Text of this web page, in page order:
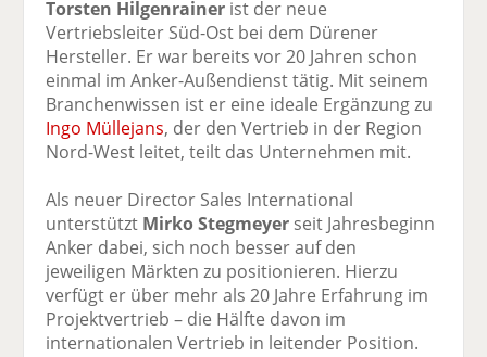
Torsten Hilgenrainer ist der neue
Vertriebsleiter Süd-Ost bei dem Dürener
Hersteller. Er war bereits vor 20 Jahren schon
einmal im Anker-Außendienst tätig. Mit seinem
Branchenwissen ist er eine ideale Ergänzung zu
Ingo Müllejans, der den Vertrieb in der Region
Nord-West leitet, teilt das Unternehmen mit.
Als neuer Director Sales International
unterstützt Mirko Stegmeyer seit Jahresbeginn
Anker dabei, sich noch besser auf den
jeweiligen Märkten zu positionieren. Hierzu
verfügt er über mehr als 20 Jahre Erfahrung im
Projektvertrieb – die Hälfte davon im
internationalen Vertrieb in leitender Position.